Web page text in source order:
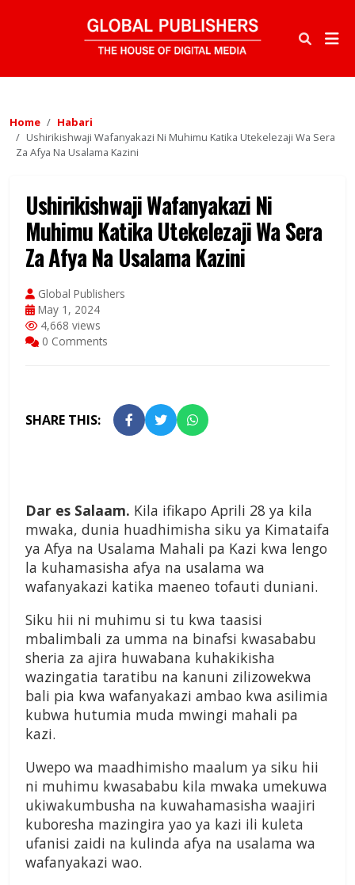
Home
Habari
Ushirikishwaji Wafanyakazi Ni Muhimu Katika Utekelezaji Wa Sera
Za Afya Na Usalama Kazini
Ushirikishwaji Wafanyakazi Ni
Muhimu Katika Utekelezaji Wa Sera
Za Afya Na Usalama Kazini
Global Publishers
May 1, 2024
4,668 views
0 Comments
SHARE THIS:
Dar es Salaam. Kila ifikapo Aprili 28 ya kila
mwaka, dunia huadhimisha siku ya Kimataifa
ya Afya na Usalama Mahali pa Kazi kwa lengo
la kuhamasisha afya na usalama wa
wafanyakazi katika maeneo tofauti duniani.
Siku hii ni muhimu si tu kwa taasisi
mbalimbali za umma na binafsi kwasababu
sheria za ajira huwabana kuhakikisha
wazingatia taratibu na kanuni zilizowekwa
bali pia kwa wafanyakazi ambao kwa asilimia
kubwa hutumia muda mwingi mahali pa
kazi.
Uwepo wa maadhimisho maalum ya siku hii
ni muhimu kwasababu kila mwaka umekuwa
ukiwakumbusha na kuwahamasisha waajiri
kuboresha mazingira yao ya kazi ili kuleta
ufanisi zaidi na kulinda afya na usalama wa
wafanyakazi wao.